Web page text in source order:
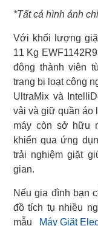
*Tất cả hình ảnh
Với khối lượng
11 Kg
đông thành viên
trang bị loạt công
UltraMix và
vải và giữ quần áo
máy còn sở hữu
khiển qua ứng
trải nghiệm giặt
gian.
Nếu gia đình bạn
đồ tích tụ nhiều
mẫu
Máy Giặt